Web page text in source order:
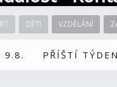
DĚTI VZDĚLÁNÍ
9.8. PŘÍŠTÍ TÝDEN